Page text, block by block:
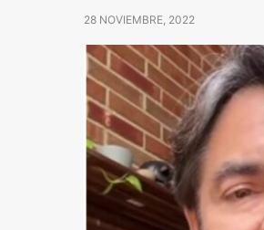
28 NOVIEMBRE, 2022